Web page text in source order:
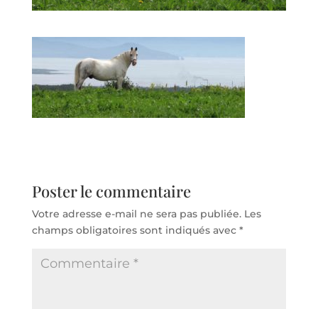
Poster le commentaire
Votre adresse e-mail ne sera pas publiée. Les
champs obligatoires sont indiqués avec *